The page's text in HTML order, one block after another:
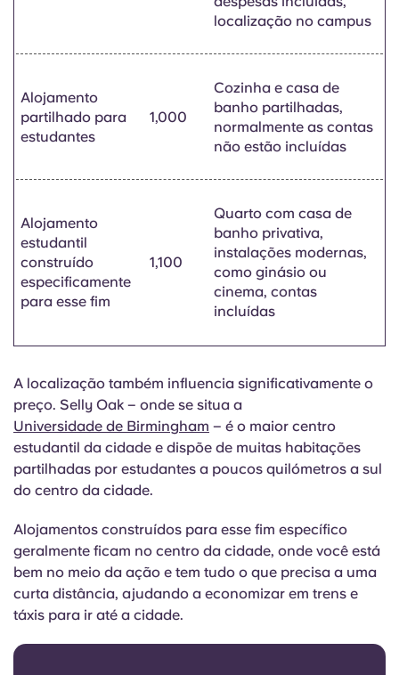
localização no campus
Alojamento
partilhado para
estudantes
1,000
Cozinha e casa de
banho partilhadas,
normalmente as contas
não estão incluídas
Alojamento
estudantil
construído
especificamente
para esse fim
1,100
Quarto com casa de
banho privativa,
instalações modernas,
como ginásio ou
cinema, contas
incluídas
A localização também influencia significativamente o
preço. Selly Oak – onde se situa a
Universidade de Birmingham – é o maior centro
estudantil da cidade e dispõe de muitas habitações
partilhadas por estudantes a poucos quilómetros a sul
do centro da cidade.
Alojamentos construídos para esse fim específico
geralmente ficam no centro da cidade, onde você está
bem no meio da ação e tem tudo o que precisa a uma
curta distância, ajudando a economizar em trens e
táxis para ir até a cidade.